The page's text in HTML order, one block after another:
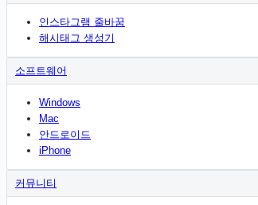
인스타그램 줄바꿈
해시태그 생성기
소프트웨어
Windows
Mac
안드로이드
iPhone
커뮤니티